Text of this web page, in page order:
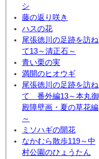
シ
藤の返り咲き
ハスの花
尾張徳川の足跡を訪ね
て13～清正石～
青い栗の実
満開のヒオウギ
尾張徳川の足跡を訪ね
て 番外編13～本丸御
殿障壁画・夏の草花編
～
ミソハギの開花
なかむら散歩119～中
村公園のひょうたん